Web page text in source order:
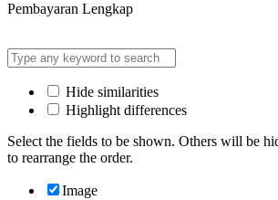
Pembayaran Lengkap
Hide similarities
Highlight differences
Select the fields to be shown. Others will be
to rearrange the order.
Image